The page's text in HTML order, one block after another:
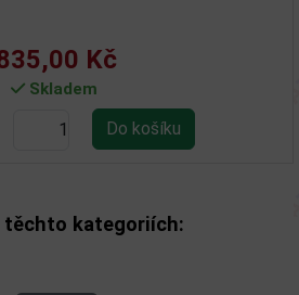
Kč
Skladem
těchto kategoriích: